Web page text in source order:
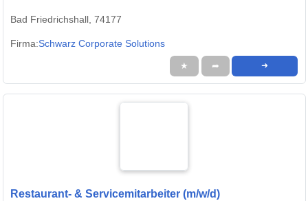
Bad Friedrichshall, 74177
Firma:Schwarz Corporate Solutions
★ ➦ ➜
Restaurant- & Servicemitarbeiter (m/w/d)